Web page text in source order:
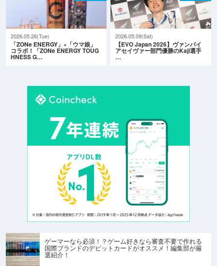
2026.05.26(Tue)
「ZONe ENERGY」×「ウマ娘」
コラボ！「ZONe ENERGY TOUG
HNESS G…
2026.05.09(Sat)
【EVO Japan 2026】ヴァンパイ
アセイヴァー部門優勝のKaji選手
…
ゲーマーなら必須！？ゲーム好きなら審査不要で作れる
国際ブランドのデビットカードがオススメ！編集部が厳
選紹介！